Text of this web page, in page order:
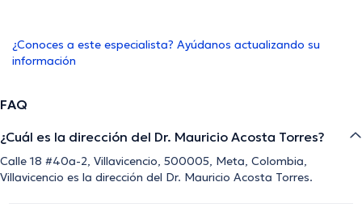
¿Conoces a este especialista? Ayúdanos actualizando su
información
FAQ
¿Cuál es la dirección del Dr. Mauricio Acosta Torres?
Calle 18 #40a-2, Villavicencio, 500005, Meta, Colombia,
Villavicencio es la dirección del Dr. Mauricio Acosta Torres.